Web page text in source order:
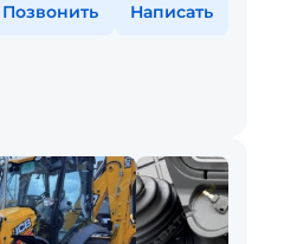
Позвонить Написать